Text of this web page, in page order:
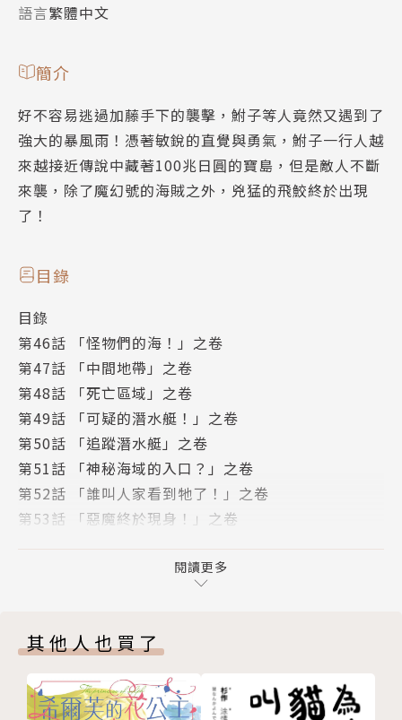
語言繁體中文
簡介
好不容易逃過加藤手下的襲擊，鮒子等人竟然又遇到了
強大的暴風雨！憑著敏銳的直覺與勇氣，鮒子一行人越
來越接近傳說中藏著100兆日圓的寶島，但是敵人不斷
來襲，除了魔幻號的海賊之外，兇猛的飛鮫終於出現
了！
目錄
目錄
第46話 「怪物們的海！」之卷
第47話 「中間地帶」之卷
第48話 「死亡區域」之卷
第49話 「可疑的潛水艇！」之卷
第50話 「追蹤潛水艇」之卷
第51話 「神秘海域的入口？」之卷
第52話 「誰叫人家看到牠了！」之卷
第53話 「惡魔終於現身！」之卷
第55話 「背叛之歌與暴風雨的旋律 後篇」之卷
第56話 「鈴木的背叛」之卷
版權頁
閱讀更多
其他人也買了